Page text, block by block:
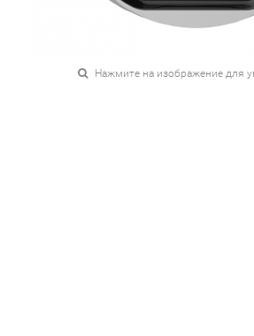
Нажмите на изображение для